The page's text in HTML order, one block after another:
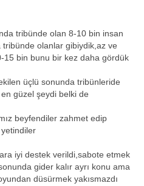
tribünde olan 8-10 bin insan
tribünde olanlar gibiydik,az ve
15 bin bunu bir kez daha gördük
üçlü sonunda tribünleride
güzel şeydi belki de
beyfendiler zahmet edip
iyi destek verildi,sabote etmek
gider kalır ayrı konu ama
düsürmek yakısmazdı